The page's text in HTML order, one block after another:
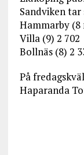
Sandviken tar
Hammarby (8
Villa (9) 2 702
Bollnäs (8) 2
På
Haparanda